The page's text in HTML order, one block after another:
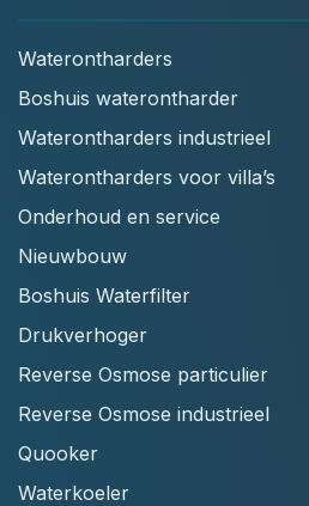
Waterontharders
Boshuis waterontharder
Waterontharders industrieel
Waterontharders voor villa’s
Onderhoud en service
Nieuwbouw
Boshuis Waterfilter
Drukverhoger
Reverse Osmose particulier
Reverse Osmose industrieel
Quooker
Waterkoeler